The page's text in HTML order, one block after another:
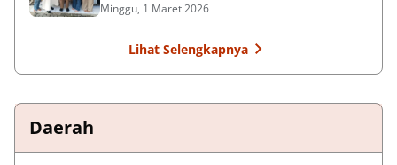
Minggu, 1 Maret 2026
Lihat Selengkapnya
Daerah